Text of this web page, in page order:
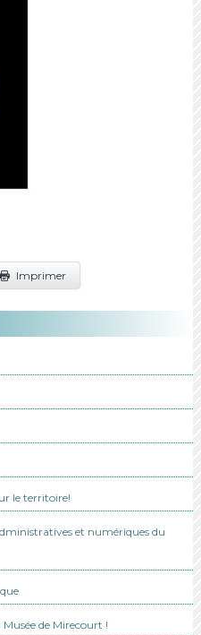
Imprimer
le territoire!
et numériques du
de Mirecourt !